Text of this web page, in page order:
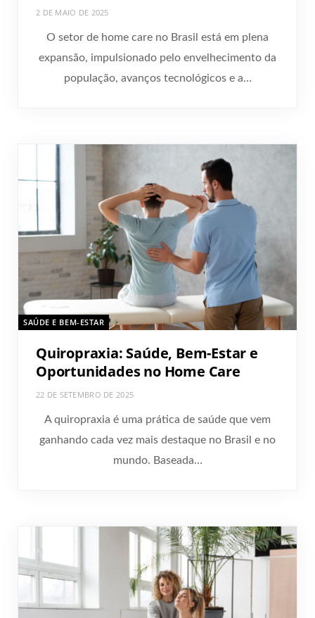
2 DE MAIO DE 2025
O setor de home care no Brasil está em plena
expansão, impulsionado pelo envelhecimento da
população, avanços tecnológicos e a…
SAÚDE E BEM-ESTAR
Quiropraxia: Saúde, Bem-Estar e
Oportunidades no Home Care
22 DE SETEMBRO DE 2025
A quiropraxia é uma prática de saúde que vem
ganhando cada vez mais destaque no Brasil e no
mundo. Baseada…